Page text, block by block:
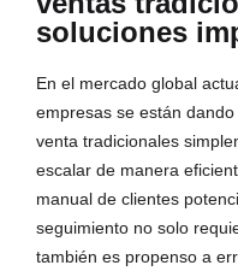
soluciones
En el mercado global
empresas se están
venta tradicionales
escalar de manera
manual de clientes
seguimiento no solo
también es propenso a